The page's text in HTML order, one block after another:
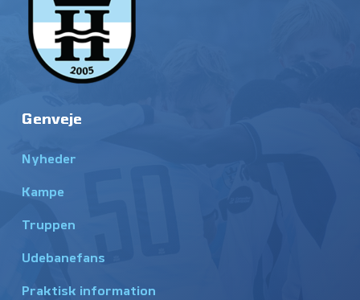
Genveje
Nyheder
Kampe
Truppen
Udebanefans
Praktisk information